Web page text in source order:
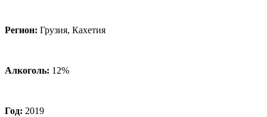
Регион: Грузия, Кахетия
Алкоголь: 12%
Год: 2019